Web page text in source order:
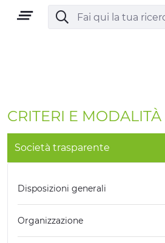
OUTDOOR
CULTURA
CRITERI E MODALITÀ
Società trasparente
Disposizioni generali
Organizzazione